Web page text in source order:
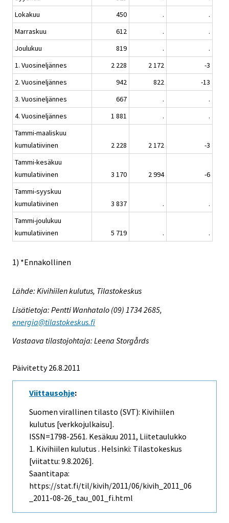
Lokakuu
450 .
.
Marraskuu
612 .
.
Joulukuu
819 .
.
1. Vuosineljännes
2 228 2 172
-3
2. Vuosineljännes
942 822
-13
3. Vuosineljännes
667 .
.
4. Vuosineljännes
1 881 .
.
Tammi-maaliskuu
kumulatiivinen
2 228 2 172
-3
Tammi-kesäkuu
kumulatiivinen
3 170 2 994
-6
Tammi-syyskuu
kumulatiivinen
3 837 .
.
Tammi-joulukuu
kumulatiivinen
5 719 . .
1) *Ennakollinen
Lähde: Kivihiilen kulutus, Tilastokeskus
Lisätietoja: Pentti Wanhatalo (09) 1734 2685,
energia@tilastokeskus.fi
Vastaava tilastojohtaja: Leena Storgårds
Päivitetty 26.8.2011
Viittausohje:
Suomen virallinen tilasto (SVT): Kivihiilen
kulutus [verkkojulkaisu].
ISSN=1798-2561. Kesäkuu 2011, Liitetaulukko
1. Kivihiilen kulutus . Helsinki: Tilastokeskus
[viitattu: 9.8.2026].
Saantitapa:
https://stat.fi/til/kivih/2011/06/kivih_2011_06
_2011-08-26_tau_001_fi.html